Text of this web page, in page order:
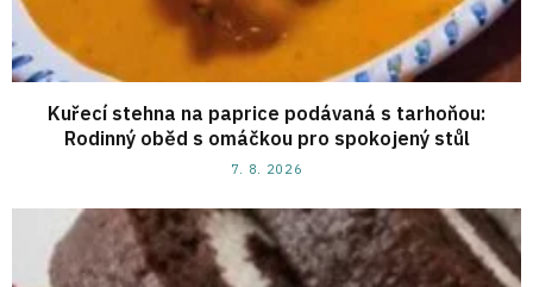
Kuřecí stehna na paprice podávaná s tarhoňou:
Rodinný oběd s omáčkou pro spokojený stůl
7. 8. 2026